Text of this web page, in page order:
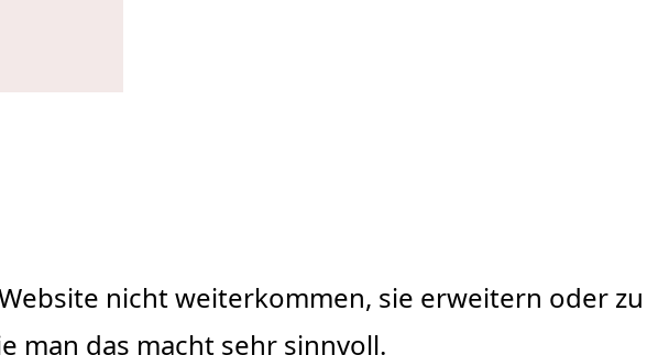
nicht weiterkommen, sie erweitern oder zu
man das macht sehr sinnvoll.